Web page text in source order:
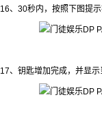
16、30秒内，按照下图提示
17、钥匙增加完成，并显示